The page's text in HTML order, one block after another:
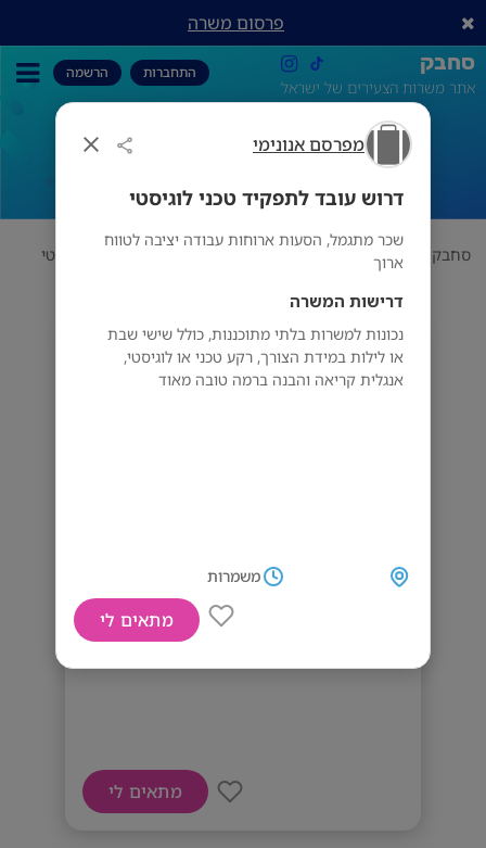
מפרסם אנונימי
דרוש עובד לתפקיד טכני לוגיסטי
שכר מתגמל, הסעות ארוחות עבודה יציבה לטווח
ארוך
דרישות המשרה
נכונות למשרות בלתי מתוכננות, כולל שישי שבת
או לילות במידת הצורך, רקע טכני או לוגיסטי,
אנגלית קריאה והבנה ברמה טובה מאוד
משמרות
מתאים לי
פרסום משרה
סחבק
אתר משרות הצעירים של ישראל
התחברות הרשמה
דרוש עובד לתפקיד טכני לוגיסטי
סחבק תחום מפרסם אנונימי דרוש עובד לתפקיד טכני לוגיסטי
מפרסם אנונימי
דרוש עובד לתפקיד טכני לוגיסטי
מתאים לי